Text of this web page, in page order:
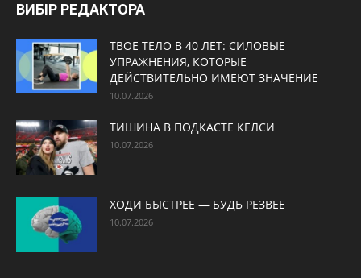
ВИБІР РЕДАКТОРА
ТВОЕ ТЕЛО В 40 ЛЕТ: СИЛОВЫЕ
УПРАЖНЕНИЯ, КОТОРЫЕ
ДЕЙСТВИТЕЛЬНО ИМЕЮТ ЗНАЧЕНИЕ
10.07.2026
ТИШИНА В ПОДКАСТЕ КЕЛСИ
10.07.2026
ХОДИ БЫСТРЕЕ — БУДЬ РЕЗВЕЕ
10.07.2026